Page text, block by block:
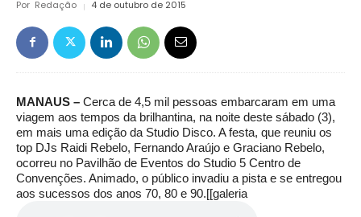
Amazônia
Por Redação 4 de outubro de 2015
MANAUS – Cerca de 4,5 mil pessoas embarcaram em uma
viagem aos tempos da brilhantina, na noite deste sábado (3),
em mais uma edição da Studio Disco. A festa, que reuniu os
top DJs Raidi Rebelo, Fernando Araújo e Graciano Rebelo,
ocorreu no Pavilhão de Eventos do Studio 5 Centro de
Convenções. Animado, o público invadiu a pista e se entregou
aos sucessos dos anos 70, 80 e 90.[[galeria